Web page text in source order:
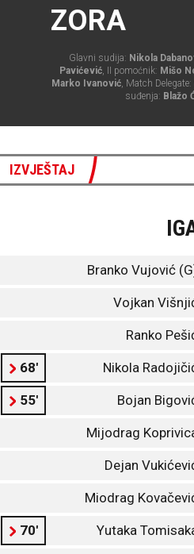
ZORA
Glavni sudija: Nikola
Pavićević, II pomoćnik: Mišo
Marko Ivanović, Match Delegate:
suđenja: Blažo
IZVJEŠTAJ
Branko Vujović
Vojkan
Ranko
68' Nikola
55' Bojan
Mijodrag
Dejan
Miodrag
70' Yutaka